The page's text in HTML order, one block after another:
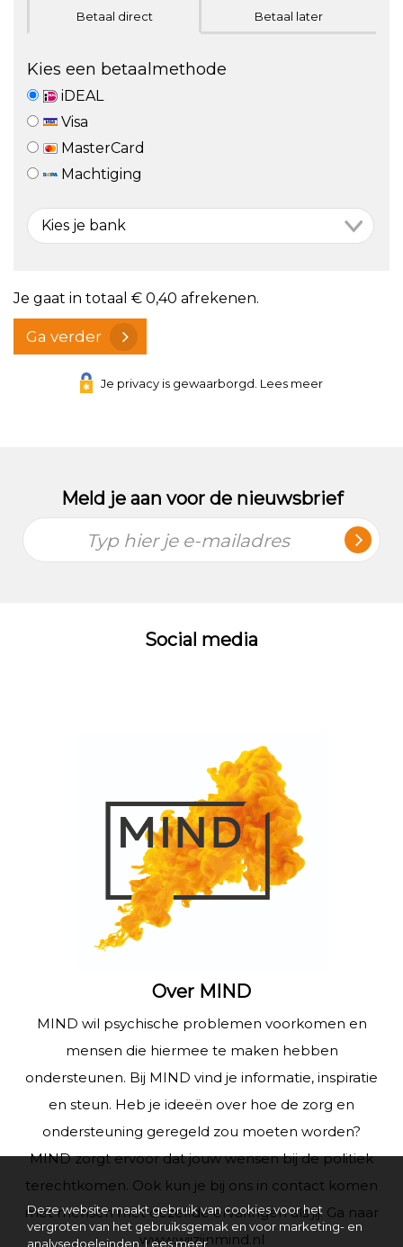
Betaal direct Betaal later
Kies een betaalmethode
iDEAL
Visa
MasterCard
Machtiging
Je gaat in totaal € 0,40 afrekenen.
Ga verder
Je privacy is gewaarborgd. Lees meer
Meld je aan voor de nieuwsbrief
Typ hier je e-mailadres
Social media
Over MIND
MIND wil psychische problemen voorkomen en
mensen die hiermee te maken hebben
ondersteunen. Bij MIND vind je informatie, inspiratie
en steun. Heb je ideeën over hoe de zorg en
ondersteuning geregeld zou moeten worden?
MIND zorgt ervoor dat jouw wensen bij de politiek
terechtkomen. Ook kun je bij ons in contact komen
met mensen met dezelfde ervaringen als jij. Ga naar
www.wijzijnmind.nl
Deze website maakt gebruik van cookies voor het
vergroten van het gebruiksgemak en voor marketing- en
analysedoeleinden.Lees meer